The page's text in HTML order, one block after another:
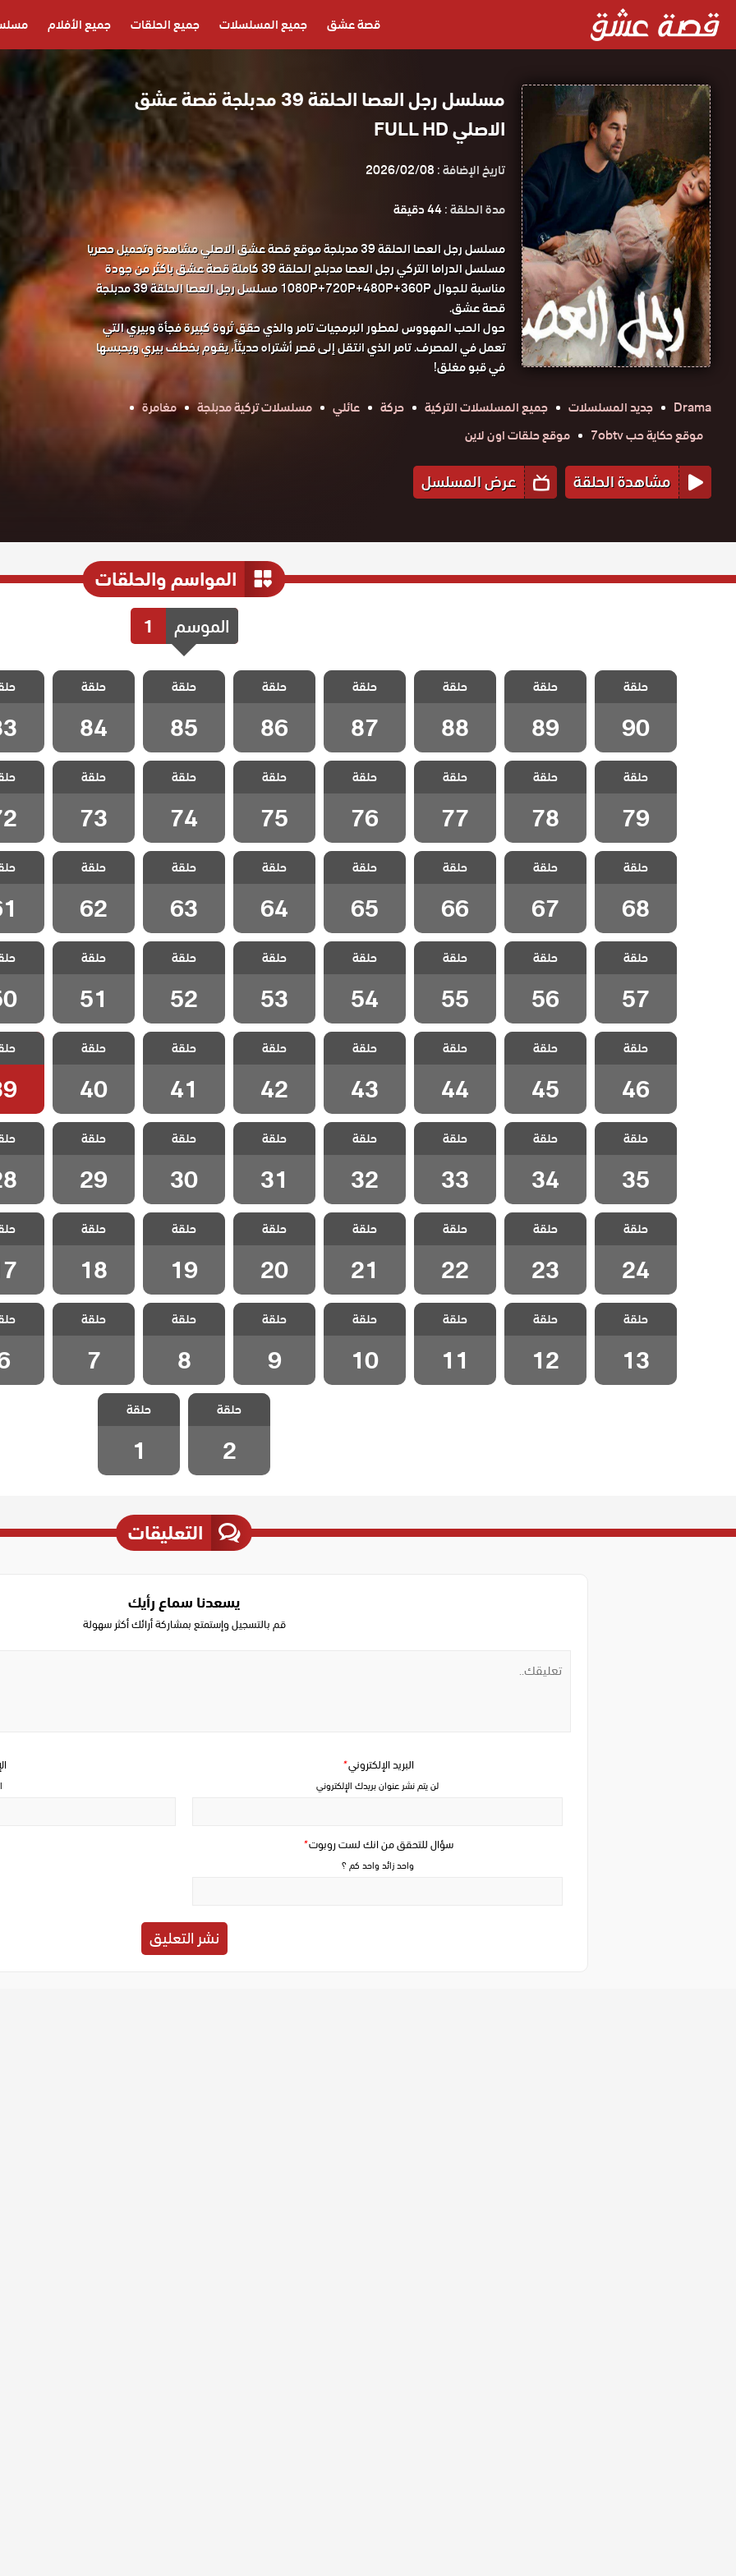
قصة عشق جميع المسلسلات جميع الحلقات جميع الأفلام
مسلسل رجل العصا الحلقة 39 مدبلجة قصة عشق
الاصلي FULL HD
تاريخ الإضافة :2026/02/08
مدة الحلقة :44 دقيقة
مسلسل رجل العصا الحلقة 39 مدبلجة موقع قصة عشق الاصلي مشاهدة وتحميل حصريا
مسلسل الدراما التركي رجل العصا مدبلج الحلقة 39 كاملة قصة عشق باكثر من جودة
مناسبة للجوال 1080P+720P+480P+360P مسلسل رجل العصا الحلقة 39 مدبلجة
قصة عشق.
حول الحب المهووس لمطور البرمجيات تامر والذي حقق ثروة كبيرة فجأة وبيري التي
تعمل في المصرف. تامر الذي انتقل إلى قصر أشتراه حديثاً، يقوم بخطف بيري ويحبسها
في قبو مغلق!
Drama
جديد المسلسلات جميع المسلسلات التركية حركة عائلي مسلسلات تركية مدبلجة
مغامرة
موقع حكاية حب 7obtv
موقع حلقات اون لاين
مشاهدة الحلقة عرض المسلسل
المواسم والحلقات
الموسم 1
العصا مدبلج
الحلقة 90
والاخيرة
حلقة
90
مسلسل رجل
العصا مدبلج
الحلقة 89
حلقة
89
مسلسل رجل
العصا مدبلج
الحلقة 88
حلقة
88
مسلسل رجل
العصا مدبلج
الحلقة 87
حلقة
87
مسلسل رجل
العصا مدبلج
الحلقة 86
حلقة
86
مسلسل رجل
العصا مدبلج
الحلقة 85
حلقة
85
مسلسل رجل
العصا مدبلج
الحلقة 84
حلقة
84
مسلسل رجل
العصا مدبلج
الحلقة 79
حلقة
79
مسلسل رجل
العصا مدبلج
الحلقة 78
حلقة
78
مسلسل رجل
العصا مدبلج
الحلقة 77
حلقة
77
مسلسل رجل
العصا مدبلج
الحلقة 76
حلقة
76
مسلسل رجل
العصا مدبلج
الحلقة 75
حلقة
75
مسلسل رجل
العصا مدبلج
الحلقة 74
حلقة
74
مسلسل رجل
العصا مدبلج
الحلقة 73
حلقة
73
مسلسل رجل
العصا مدبلج
الحلقة 68
حلقة
68
مسلسل رجل
العصا مدبلج
الحلقة 67
حلقة
67
مسلسل رجل
العصا مدبلج
الحلقة 66
حلقة
66
مسلسل رجل
العصا مدبلج
الحلقة 65
حلقة
65
مسلسل رجل
العصا مدبلج
الحلقة 64
حلقة
64
مسلسل رجل
العصا مدبلج
الحلقة 63
حلقة
63
مسلسل رجل
العصا مدبلج
الحلقة 62
حلقة
62
مسلسل رجل
العصا مدبلج
الحلقة 57
حلقة
57
مسلسل رجل
العصا مدبلج
الحلقة 56
حلقة
56
مسلسل رجل
العصا مدبلج
الحلقة 55
حلقة
55
مسلسل رجل
العصا مدبلج
الحلقة 54
حلقة
54
مسلسل رجل
العصا مدبلج
الحلقة 53
حلقة
53
مسلسل رجل
العصا مدبلج
الحلقة 52
حلقة
52
مسلسل رجل
العصا مدبلج
الحلقة 51
حلقة
51
مسلسل رجل
العصا مدبلج
الحلقة 46
حلقة
46
مسلسل رجل
العصا مدبلج
الحلقة 45
حلقة
45
مسلسل رجل
العصا مدبلج
الحلقة 44
حلقة
44
مسلسل رجل
العصا مدبلج
الحلقة 43
حلقة
43
مسلسل رجل
العصا مدبلج
الحلقة 42
حلقة
42
مسلسل رجل
العصا مدبلج
الحلقة 41
حلقة
41
مسلسل رجل
العصا مدبلج
الحلقة 40
حلقة
40
مسلسل رجل
العصا مدبلج
الحلقة 35
حلقة
35
مسلسل رجل
العصا مدبلج
الحلقة 34
حلقة
34
مسلسل رجل
العصا مدبلج
الحلقة 33
حلقة
33
مسلسل رجل
العصا مدبلج
الحلقة 32
حلقة
32
مسلسل رجل
العصا مدبلج
الحلقة 31
حلقة
31
مسلسل رجل
العصا مدبلج
الحلقة 30
حلقة
30
مسلسل رجل
العصا مدبلج
الحلقة 29
حلقة
29
مسلسل رجل
العصا مدبلج
الحلقة 24
حلقة
24
مسلسل رجل
العصا مدبلج
الحلقة 23
حلقة
23
مسلسل رجل
العصا مدبلج
الحلقة 22
حلقة
22
مسلسل رجل
العصا مدبلج
الحلقة 21
حلقة
21
مسلسل رجل
العصا مدبلج
الحلقة 20
حلقة
20
مسلسل رجل
العصا مدبلج
الحلقة 19
حلقة
19
مسلسل رجل
العصا مدبلج
الحلقة 18
حلقة
18
مسلسل رجل
العصا مدبلج
الحلقة 13
حلقة
13
مسلسل رجل
العصا مدبلج
الحلقة 12
حلقة
12
مسلسل رجل
العصا مدبلج
الحلقة 11
حلقة
11
مسلسل رجل
العصا مدبلج
الحلقة 10
حلقة
10
مسلسل رجل
العصا مدبلج
الحلقة 9
حلقة
9
مسلسل رجل
العصا مدبلج
الحلقة 8
حلقة
8
مسلسل رجل
العصا مدبلج
الحلقة 7
حلقة
7
مسلسل رجل
العصا مدبلج
الحلقة 2
حلقة
2
مسلسل رجل
العصا مدبلج
الحلقة 1
حلقة
1
التعليقات
يسعدنا سماع رأيك
قم بالتسجيل وإستمتع بمشاركة أرائك أكثر سهولة
سؤال للتحقق من انك لست روبوت*
واحد زائد واحد كم ؟
البريد الإلكتروني*
لن يتم نشر عنوان بريدك الإلكتروني